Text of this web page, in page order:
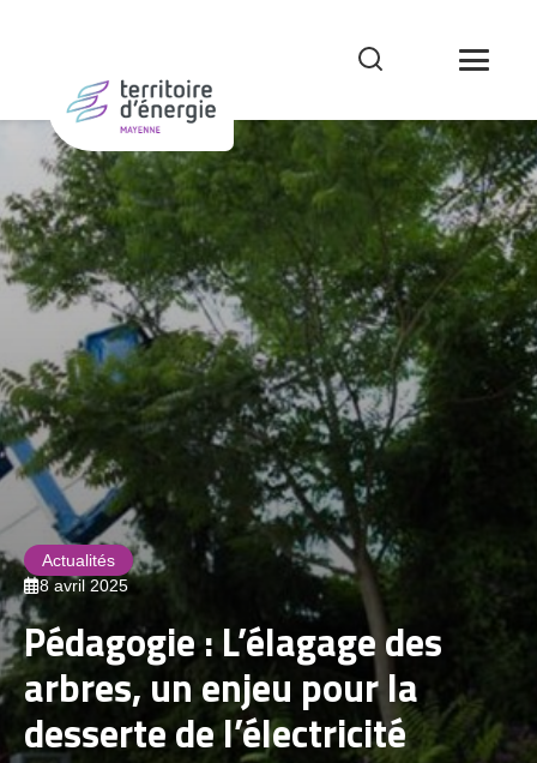
Actualités
8 avril 2025
Pédagogie : L’élagage des
arbres, un enjeu pour la
desserte de l’électricité